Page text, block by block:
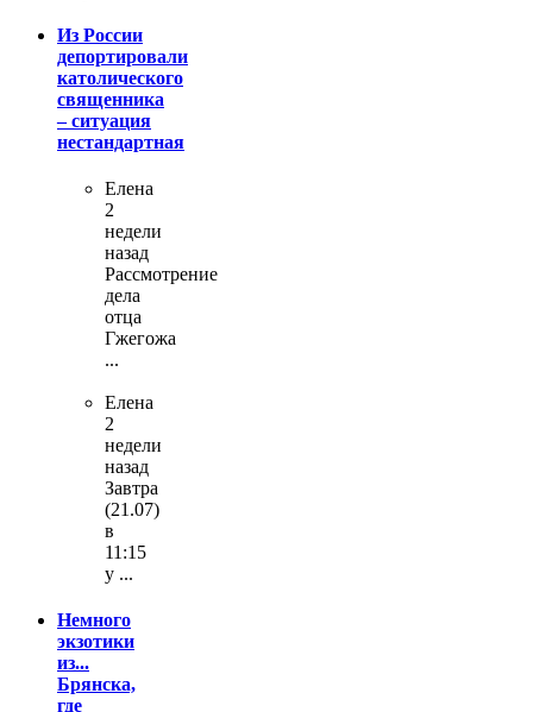
Из России
депортировали
католического
священника
– ситуация
нестандартная
Елена
2
недели
назад
Рассмотрение
дела
отца
Гжегожа
...
Елена
2
недели
назад
Завтра
(21.07)
в
11:15
у ...
Немного
экзотики
из...
Брянска,
где